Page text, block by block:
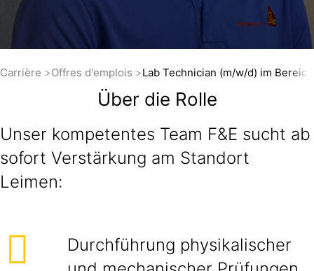
Carrière Offres d'emplois Lab Technician (m/w/d) im
Über die Rolle
Unser kompetentes Team F&E sucht ab
sofort Verstärkung am Standort
Leimen:
Durchführung physikalischer